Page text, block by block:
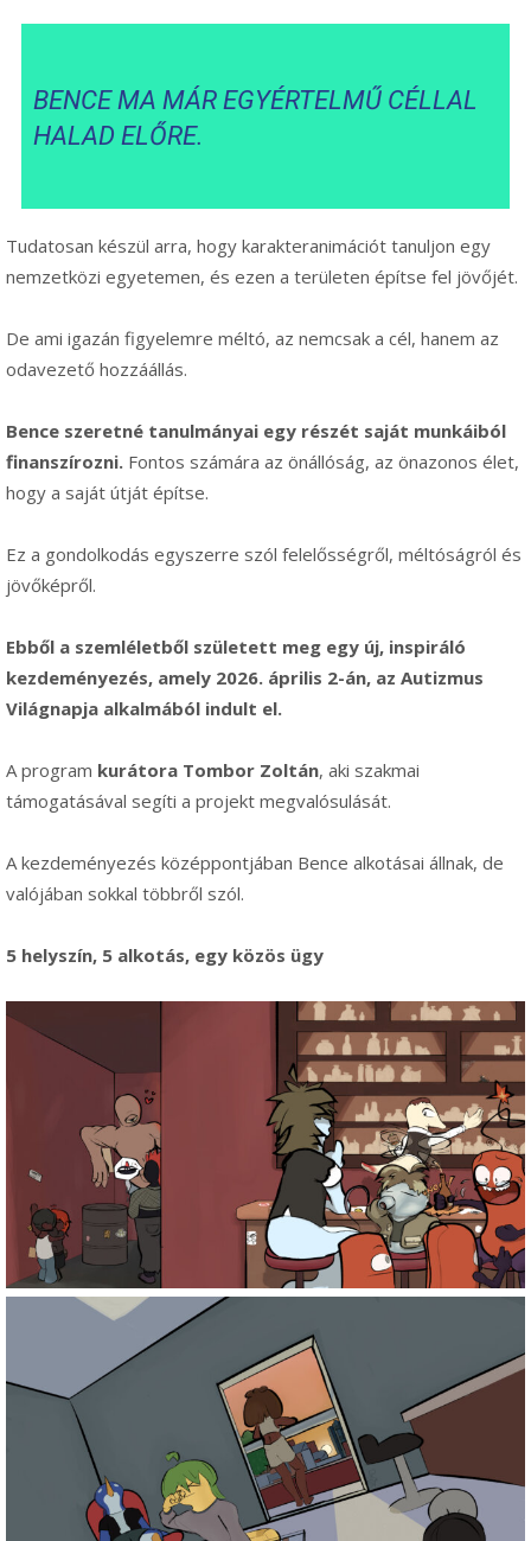
BENCE MA MÁR EGYÉRTELMŰ CÉLLAL
HALAD ELŐRE.
Tudatosan készül arra, hogy karakteranimációt tanuljon egy
nemzetközi egyetemen, és ezen a területen építse fel jövőjét.
De ami igazán figyelemre méltó, az nemcsak a cél, hanem az
odavezető hozzáállás.
Bence szeretné tanulmányai egy részét saját munkáiból
finanszírozni. Fontos számára az önállóság, az önazonos élet,
hogy a saját útját építse.
Ez a gondolkodás egyszerre szól felelősségről, méltóságról és
jövőképről.
Ebből a szemléletből született meg egy új, inspiráló
kezdeményezés, amely 2026. április 2-án, az Autizmus
Világnapja alkalmából indult el.
A program kurátora Tombor Zoltán, aki szakmai
támogatásával segíti a projekt megvalósulását.
A kezdeményezés középpontjában Bence alkotásai állnak, de
valójában sokkal többről szól.
5 helyszín, 5 alkotás, egy közös ügy